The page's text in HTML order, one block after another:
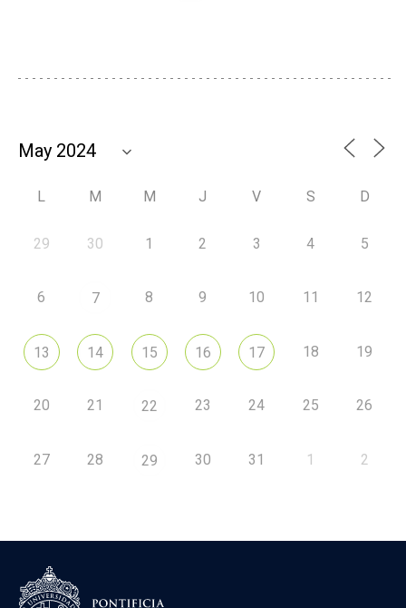
L M M J V S D
29 30 1 2 3 4 5
6 7 8 9 10 11 12
13 14 15 16 17 18 19
20 21 22 23 24 25 26
27 28 29 30 31 1 2